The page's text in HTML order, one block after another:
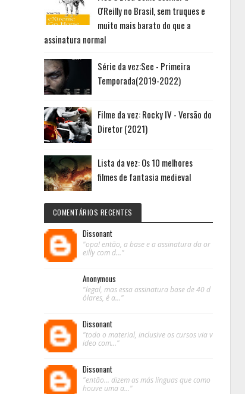
O'Reilly no Brasil, sem truques e
muito mais barato do que a
assinatura normal
Série da vez:See - Primeira
Temporada(2019-2022)
Filme da vez: Rocky IV - Versão do
Diretor (2021)
Lista da vez: Os 10 melhores
filmes de fantasia medieval
COMENTÁRIOS RECENTES
Dissonant
"opa! então, a base e a assinatura da or
eilly com d..."
Anonymous
"legal, mas essa assinatura base de 40 d
ólares, é a..."
Dissonant
"todo o material, inclusive os cursos via v
ideo com..."
Dissonant
"então... dizem as más línguas que como
houve uma a..."